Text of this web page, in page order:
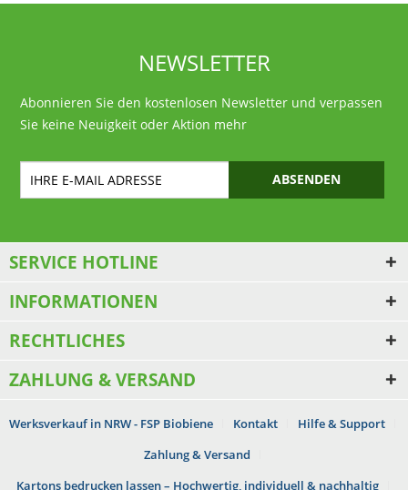
NEWSLETTER
Abonnieren Sie den kostenlosen Newsletter und verpassen
Sie keine Neuigkeit oder Aktion mehr
ABSENDEN
SERVICE HOTLINE
INFORMATIONEN
RECHTLICHES
ZAHLUNG & VERSAND
Werksverkauf in NRW - FSP Biobiene Kontakt
Hilfe & Support
Zahlung & Versand
Kartons bedrucken lassen – Hochwertig, individuell & nachhaltig